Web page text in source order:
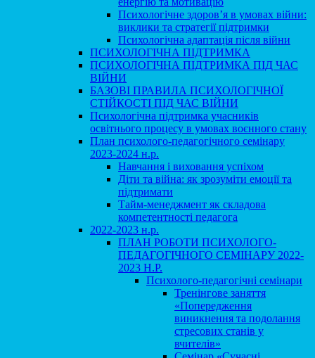
Психологічне здоров’я в умовах війни:
виклики та стратегії підтримки
Психологічна адаптація після війни
ПСИХОЛОГІЧНА ПІДТРИМКА
ПСИХОЛОГІЧНА ПІДТРИМКА ПІД ЧАС
ВІЙНИ
БАЗОВІ ПРАВИЛА ПСИХОЛОГІЧНОЇ
СТІЙКОСТІ ПІД ЧАС ВІЙНИ
Психологічна підтримка учасників
освітнього процесу в умовах воєнного стану
План психолого-педагогічного семінару
2023-2024 н.р.
Навчання і виховання успіхом
Діти та війна: як зрозуміти емоції та
підтримати
Тайм-менеджмент як складова
компетентності педагога
2022-2023 н.р.
ПЛАН РОБОТИ ПСИХОЛОГО-
ПЕДАГОГІЧНОГО СЕМІНАРУ 2022-
2023 Н.Р.
Психолого-педагогічні семінари
Тренінгове заняття
«Попередження
виникнення та подолання
стресових станів у
вчителів»